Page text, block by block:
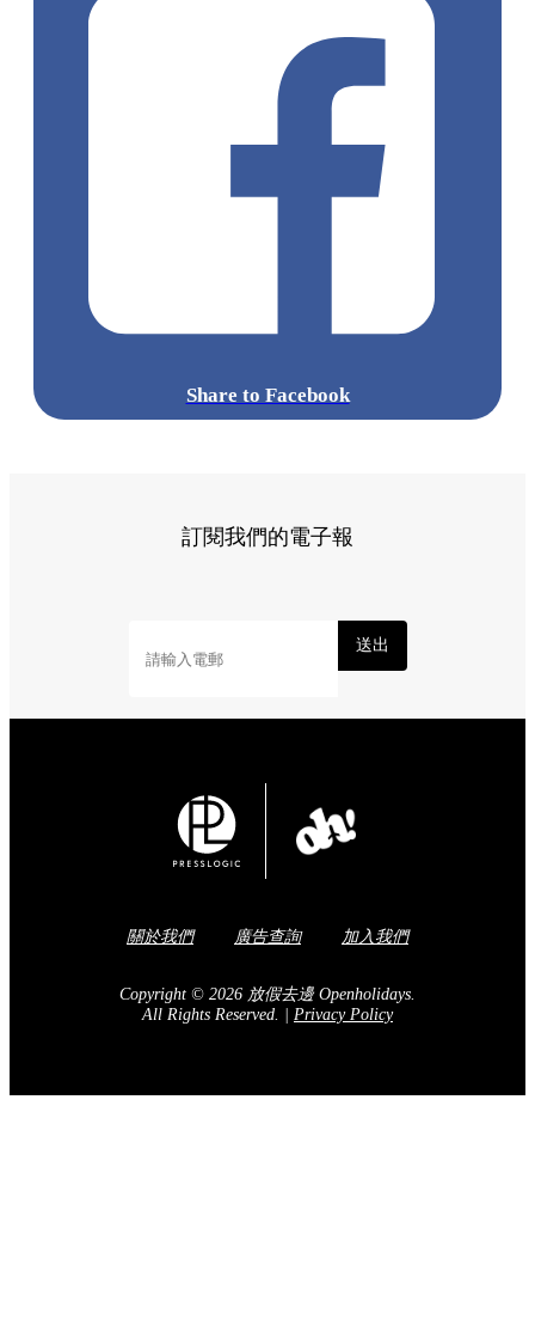
Share to Facebook
訂閱我們的電子報
送出
關於我們 廣告查詢 加入我們
Copyright © 2026 放假去邊 Openholidays.
All Rights Reserved.
Privacy Policy